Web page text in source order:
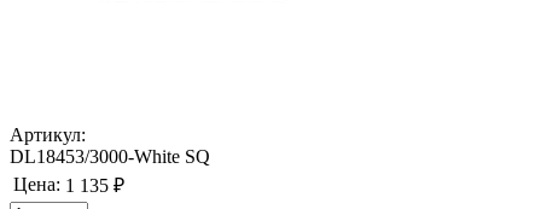
Артикул:
DL18453/3000-White SQ
Цена: 1 135 ₽